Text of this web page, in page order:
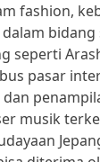
fashion,
seperti
pasar
musik